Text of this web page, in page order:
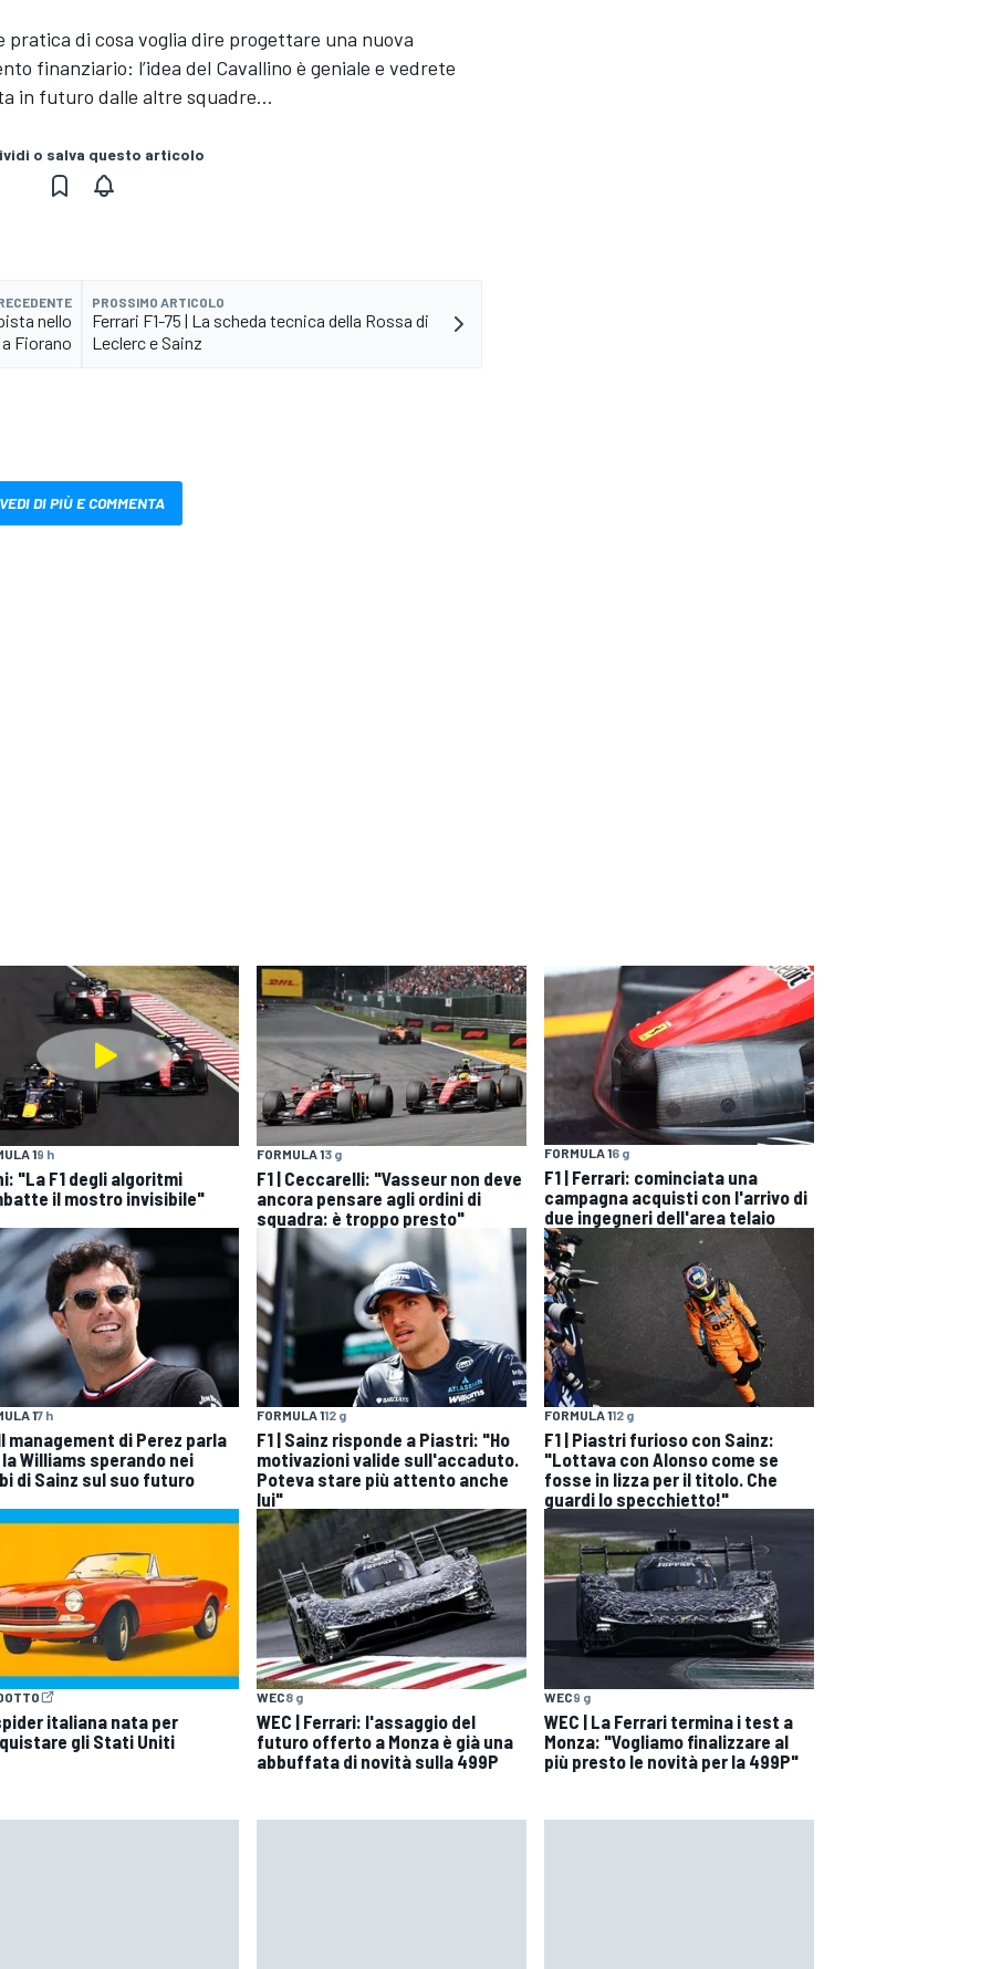
pratica di cosa voglia dire progettare una nuova
finanziario: l’idea del Cavallino è geniale e vedrete
in futuro dalle altre squadre…
o salva questo articolo
nello
Fiorano
PROSSIMO ARTICOLO
Ferrari F1-75 | La scheda tecnica della Rossa di
Leclerc e Sainz
VEDI DI PIÙ E COMMENTA
19 h
"La F1 degli algoritmi
il mostro invisibile"
FORMULA 13 g
F1 | Ceccarelli: "Vasseur non deve
ancora pensare agli ordini di
squadra: è troppo presto"
FORMULA 16 g
F1 | Ferrari: cominciata una
campagna acquisti con l'arrivo di
due ingegneri dell'area telaio
17 h
management di Perez parla
Williams sperando nei
di Sainz sul suo futuro
FORMULA 112 g
F1 | Sainz risponde a Piastri: "Ho
motivazioni valide sull'accaduto.
Poteva stare più attento anche
lui"
FORMULA 112 g
F1 | Piastri furioso con Sainz:
"Lottava con Alonso come se
fosse in lizza per il titolo. Che
guardi lo specchietto!"
italiana nata per
gli Stati Uniti
WEC8 g
WEC | Ferrari: l'assaggio del
futuro offerto a Monza è già una
abbuffata di novità sulla 499P
WEC9 g
WEC | La Ferrari termina i test a
Monza: "Vogliamo finalizzare al
più presto le novità per la 499P"